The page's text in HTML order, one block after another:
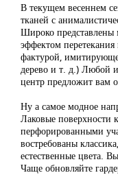
В текущем весеннем
тканей с
Широко представлены
эффектом
фактурой,
дерево и т. д.) Любой
центр предложит вам
Ну а самое модное
Лаковые поверхности
перфорированными
востребованы
естественные цвета.
Чаще обновляйте